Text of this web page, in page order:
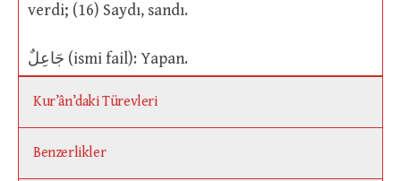
verdi; (16) Saydı, sandı.
جَاعِلٌ (ismi fail): Yapan.
Kur’ân’daki Türevleri
Benzerlikler